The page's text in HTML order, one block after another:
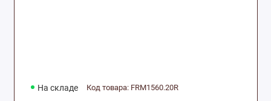
На складе Код товара: FRM1560.20R